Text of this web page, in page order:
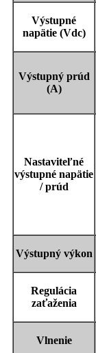
Výstupné
napätie (Vdc)
Výstupný prúd
(A)
Nastaviteľné
výstupné napätie
/ prúd
Výstupný výkon
Regulácia
zaťaženia
Vlnenie